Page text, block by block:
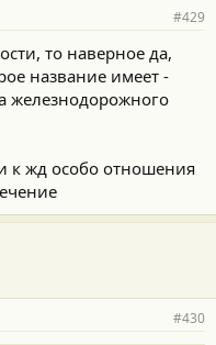
#429
то наверное да,
название имеет -
железнодорожного
к жд особо отношения
#430